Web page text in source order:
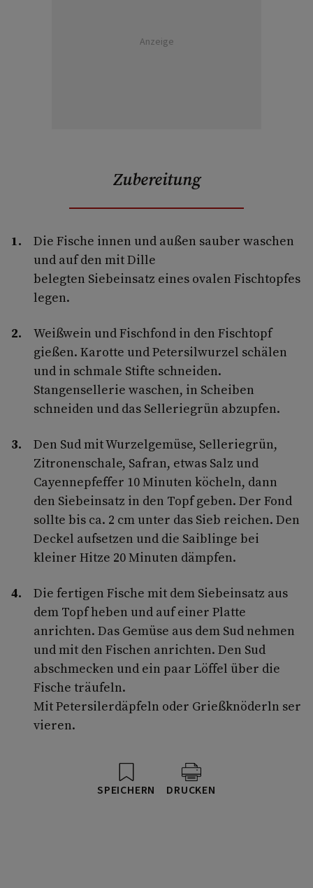
Anzeige
Zubereitung
Die Fische innen und außen sauber waschen
und auf den mit Dille
belegten Siebeinsatz eines ovalen Fischtopfes
legen.
Weißwein und Fischfond in den Fischtopf
gießen. Karotte und Petersilwurzel schälen
und in schmale Stifte schneiden.
Stangensellerie waschen, in Scheiben
schneiden und das Selleriegrün abzupfen.
Den Sud mit Wurzelgemüse, Selleriegrün,
Zitronenschale, Safran, etwas Salz und
Cayennepfeffer 10 Minuten köcheln, dann
den Siebeinsatz in den Topf geben. Der Fond
sollte bis ca. 2 cm unter das Sieb reichen. Den
Deckel aufsetzen und die Saiblinge bei
kleiner Hitze 20 Minuten dämpfen.
Die fertigen Fische mit dem Siebeinsatz aus
dem Topf heben und auf einer Platte
anrichten. Das Gemüse aus dem Sud nehmen
und mit den Fischen anrichten. Den Sud
abschmecken und ein paar Löffel über die
Fische träufeln.
Mit Petersilerdäpfeln oder Grießknöderln ser
vieren.
SPEICHERN DRUCKEN